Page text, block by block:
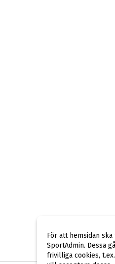
För att hemsidan
SportAdmin. Dessa
frivilliga cookies,